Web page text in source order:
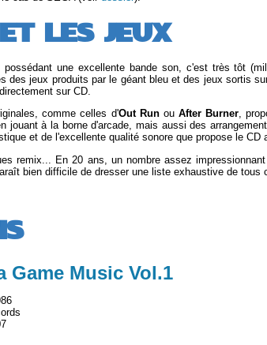
LES JEUX
une excellente bande son, c'est très tôt
des jeux produits par le géant bleu et des jeux sortis
sur CD.
comme celles d'Out Runou After Burner,
jouant à la borne d'arcade, mais aussi des
et de l'excellente qualité sonore que propose le CD
remix... En 20 ans, un nombre assez
bien difficile de dresser une liste exhaustive de tous
Game Music Vol.1